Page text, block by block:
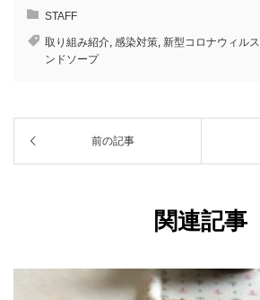
STAFF
取り組み紹介, 感染対策, 新型コロナウィルス
ンドソープ
前の記事
関連記事